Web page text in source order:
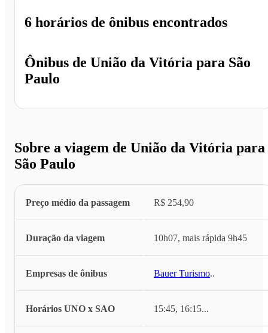
Ônibus de União da Vitória para São
Paulo
6 horários de ônibus encontrados
Sobre a viagem de União da Vitória para
São Paulo
Preço médio da passagem R$ 254,90
Duração da viagem 10h07, mais rápida 9h45
Empresas de ônibus Bauer Turismo...
Horários UNO x SAO 15:45, 16:15...